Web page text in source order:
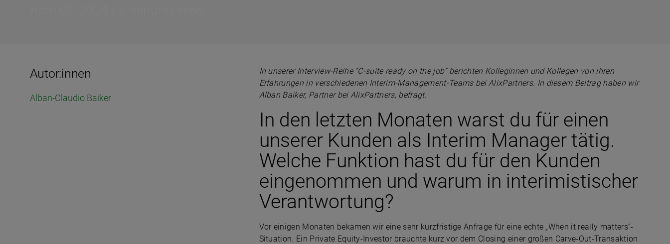
Autor:innen
Alban-Claudio Baiker
In unserer Interview-Reihe “C-suite ready on the job” berichten Kolleginnen und Kollegen von ihren
Erfahrungen in verschiedenen Interim-Management-Teams bei AlixPartners. In diesem Beitrag haben wir
Alban Baiker, Partner bei AlixPartners, befragt.
In den letzten Monaten warst du für einen
unserer Kunden als Interim Manager tätig.
Welche Funktion hast du für den Kunden
eingenommen und warum in interimistischer
Verantwortung?
Vor einigen Monaten bekamen wir eine sehr kurzfristige Anfrage für eine echte „When it really matters“-
Situation. Ein Private Equity-Investor brauchte kurz vor dem Closing einer großen Carve-Out-Transaktion